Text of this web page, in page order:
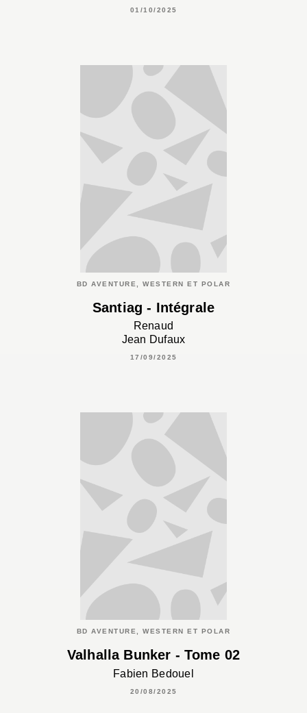
01/10/2025
BD AVENTURE, WESTERN ET POLAR
Santiag - Intégrale
Renaud
Jean Dufaux
17/09/2025
BD AVENTURE, WESTERN ET POLAR
Valhalla Bunker - Tome 02
Fabien Bedouel
20/08/2025